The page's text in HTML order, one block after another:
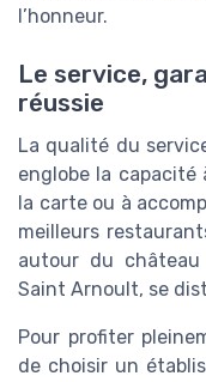
l’honneur.
Le service,
réussie
La qualité du
englobe la capacité
la carte ou à
meilleurs
autour du
Saint Arnoult, se
Pour profiter
de choisir un